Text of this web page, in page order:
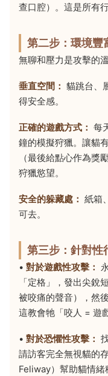
查口腔）。這是所有
第二步：環境豐
無聊和壓力是攻擊的
垂直空間： 貓跳台、
得安全感。
正確的遊戲方式： 每
鐘的模擬狩獵。讓貓
（最後給點心作為獎
狩獵慾望。
安全的躲藏處： 紙箱
可去。
第三步：針對性
• 對於遊戲性攻擊：
「定格」，發出尖銳
被咬痛的聲音），然
這教會牠「咬人 = 遊
• 對於恐懼性攻擊：
請訪客完全無視貓的
Feliway）幫助貓情